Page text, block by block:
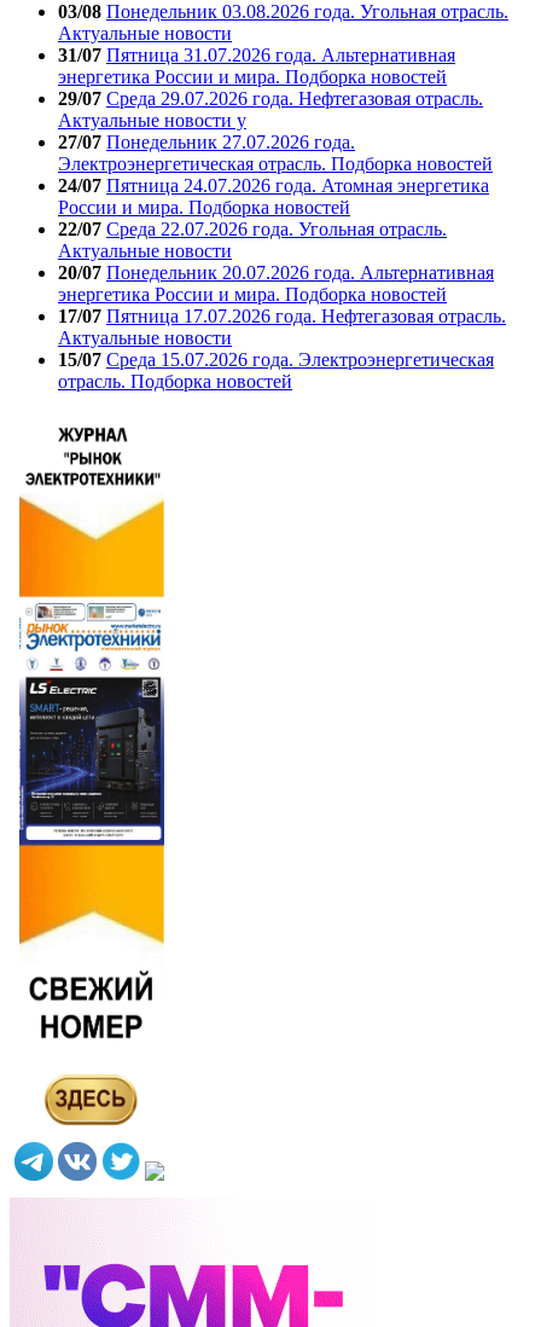
03/08 Понедельник 03.08.2026 года. Угольная отрасль.
Актуальные новости
31/07 Пятница 31.07.2026 года. Альтернативная
энергетика России и мира. Подборка новостей
29/07 Среда 29.07.2026 года. Нефтегазовая отрасль.
Актуальные новости у
27/07 Понедельник 27.07.2026 года.
Электроэнергетическая отрасль. Подборка новостей
24/07 Пятница 24.07.2026 года. Атомная энергетика
России и мира. Подборка новостей
22/07 Среда 22.07.2026 года. Угольная отрасль.
Актуальные новости
20/07 Понедельник 20.07.2026 года. Альтернативная
энергетика России и мира. Подборка новостей
17/07 Пятница 17.07.2026 года. Нефтегазовая отрасль.
Актуальные новости
15/07 Среда 15.07.2026 года. Электроэнергетическая
отрасль. Подборка новостей